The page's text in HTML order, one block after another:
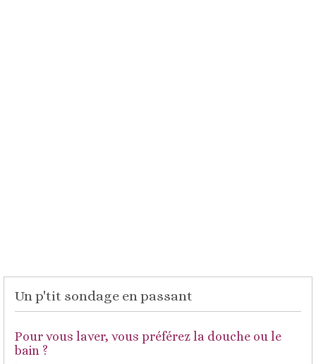
Un p'tit sondage en passant
Pour vous laver, vous préférez la douche ou le
bain ?